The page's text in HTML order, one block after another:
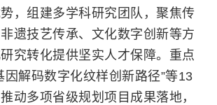
，组建多学科研究团队，聚焦传
遗技艺传承、文化数字创新等方
究转化提供坚实人才保障。重点
因解码数字化纹样创新路径”等13
动多项省级规划项目成果落地，